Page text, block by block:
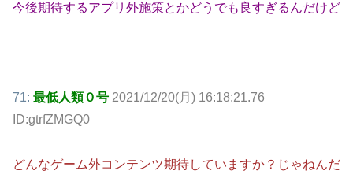
今後期待するアプリ外施策とかどうでも良すぎるんだけど
71: 最低人類０号 2021/12/20(月) 16:18:21.76
ID:gtrfZMGQ0
どんなゲーム外コンテンツ期待していますか？じゃねんだ